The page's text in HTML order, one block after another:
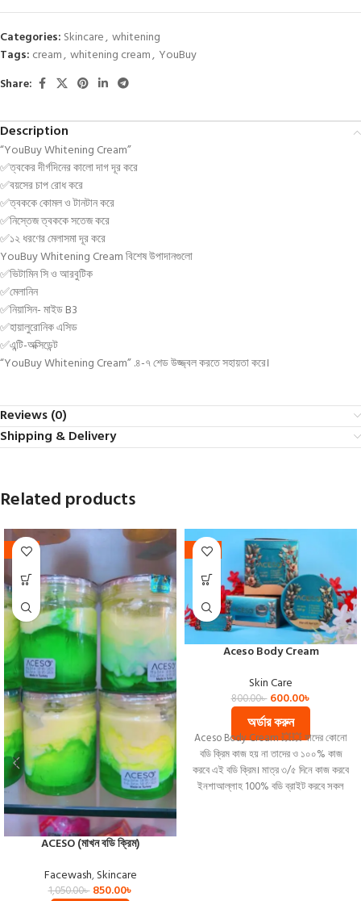
Categories: Skincare, whitening
Tags: cream, whitening cream, YouBuy
Share:
Description
“YouBuy Whitening Cream”
✅ত্বকের দীর্গদিনের কালো দাগ দূর করে
✅বয়সের চাপ রোধ করে
✅ত্বককে কোমল ও টানটান করে
✅নিস্তেজ ত্বককে সতেজ করে
✅১২ ধরণের মেলাসমা দূর করে
YouBuy Whitening Cream বিশেষ উপাদানগুলো
✅ভিটামিন সি ও আরবুটিক
✅মেলানিন
✅নিয়াসিন- মাইড B3
✅হায়ালুরোনিক এসিড
✅এন্টি-অক্সিডেন্ট
“YouBuy Whitening Cream” .৪-৭ শেড উজ্জ্বল করতে সহায়তা করে।
Reviews (0)
Shipping & Delivery
Related products
-19%
ACESO (মাখন বডি ক্রিম)
Facewash,Skincare
1,050.00৳ 850.00৳
-25%
Aceso Body Cream
Skin Care
800.00৳ 600.00৳
অর্ডার করুন
Aceso Body Cream 💥💥 যাদের কোনো
বডি ক্রিম কাজ হয় না তাদের ও ১০০% কাজ
করবে এই বডি ক্রিম। মাত্র ৩/৫ দিনে কাজ করবে
ইনশাআল্লাহ 100% বডি ব্রাইট করবে সকল